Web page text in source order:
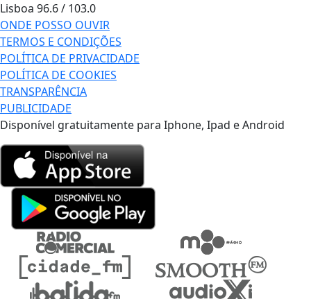
Lisboa 96.6 / 103.0
ONDE POSSO OUVIR
TERMOS E CONDIÇÕES
POLÍTICA DE PRIVACIDADE
POLÍTICA DE COOKIES
TRANSPARÊNCIA
PUBLICIDADE
Disponível gratuitamente para Iphone, Ipad e Android